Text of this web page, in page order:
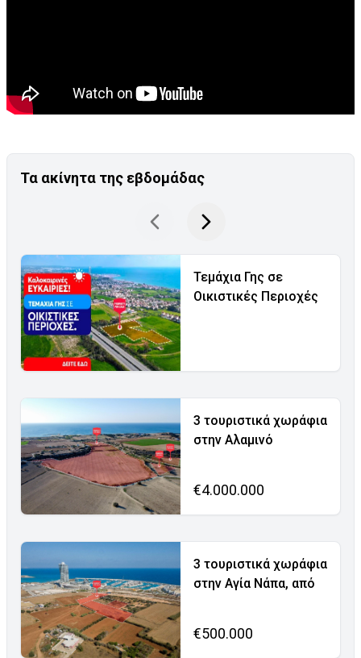
Τα ακίνητα της εβδομάδας
Τεμάχια Γης σε
Οικιστικές Περιοχές
3 τουριστικά χωράφια
στην Αλαμινό
€4.000.000
3 τουριστικά χωράφια
στην Αγία Νάπα, από
€500.000